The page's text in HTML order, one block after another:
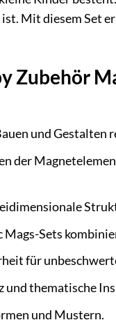
Mit diesem Set
Zubehör
und Gestalten
der
Mags-Sets
für
und thematische
und Mustern.